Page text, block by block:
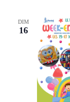
DIM
16